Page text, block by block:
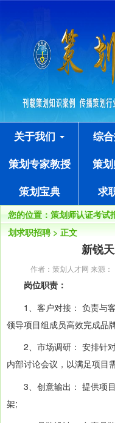
关于我们 综
策划专家教授
策
策划宝典
求
您的位置： 策划师认证考试
划求职招聘 > 正文
新锐
作者：策划人才网 来源
岗位职责：
1、客户对接： 负责与客
领导项目组成员高效完成品
2、市场调研： 安排针对
内部讨论会议，以满足项目
3、创意输出： 提供项目
架;